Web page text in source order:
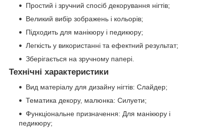
Простий і зручний спосіб декорування нігтів;
Великий вибір зображень і кольорів;
Підходить для манікюру і педикюру;
Легкість у використанні та ефектний результат;
Зберігається на зручному папері.
Технічні характеристики
Вид матеріалу для дизайну нігтів: Слайдер;
Тематика декору, малюнка: Силуети;
Функціональне призначення: Для манікюру і
педикюру;